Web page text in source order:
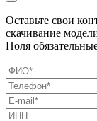
Оставьте свои
скачивание
Поля